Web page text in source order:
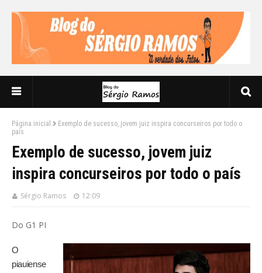
Página inicial
Exemplo de sucesso, jovem juiz inspira concurseiros por todo o
país
Exemplo de sucesso, jovem juiz
inspira concurseiros por todo o país
Sérgio Ramos 12:09
Do G1 PI
O
piauiense